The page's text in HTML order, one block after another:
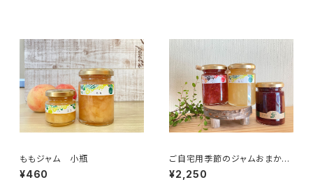
ももジャム 小瓶
¥460
ご自宅用季節のジャムおまかせ
3本セット（箱なし）
¥2,250